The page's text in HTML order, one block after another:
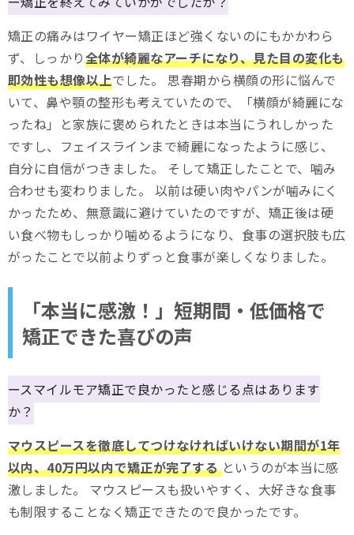
矯正の痛みはワイヤー矯正ほど強くないのにもかかわら
ず、しっかり全体が綺麗なアーチになり、見た目の変化も
即効性も想像以上でした。 思春期から横顔の形に悩んで
いて、鼻や顎の整形も考えていたので、「横顔が綺麗にな
ったね」と家族に褒められたときは本当にうれしかった
ですし、フェイスラインまで綺麗になったように感じ、
自分に自信がつきました。 そして矯正したことで、噛み
合わせも変わりました。 以前は硬い肉やパンが噛みにく
かったため、無意識に避けていたのですが、矯正後は硬
い食べ物もしっかり噛めるようになり、食事の選択肢も広
がったことで以前よりずっと食事が楽しくなりました。
「本当に感激！」短期間・低価格で
矯正できた喜びの声
ースマイルモア矯正で良かったと感じる点はあります
か？
マウスピースを徹底してつけなければいけない期間が1年
以内、40万円以内で矯正が完了するというのが本当に感
激しました。 マウスピースも扱いやすく、大好きな食事
も制限することなく矯正できたので良かったです。